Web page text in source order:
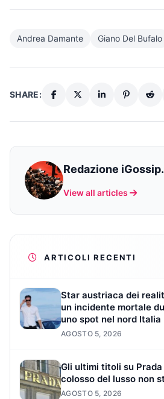
Andrea Damante Giano Del Bufalo
SHARE:
Redazione
View all articles
ARTICOLI RECENTI
Star austriaca dei
un incidente mortale
uno spot nel nord Italia
AGOSTO 5, 2026
Gli ultimi titoli su
colosso del lusso non
AGOSTO 5, 2026